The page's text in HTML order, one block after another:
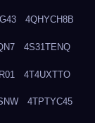
4QHYCH8B
4S31TENQ
4T4UXTTO
4TPTYC45